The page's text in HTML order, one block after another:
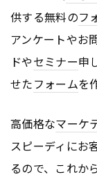
供する無料のフ
アンケートやお
ドやセミナー申
せたフォームを
高価格なマーケ
スピーディにお
るので、これか